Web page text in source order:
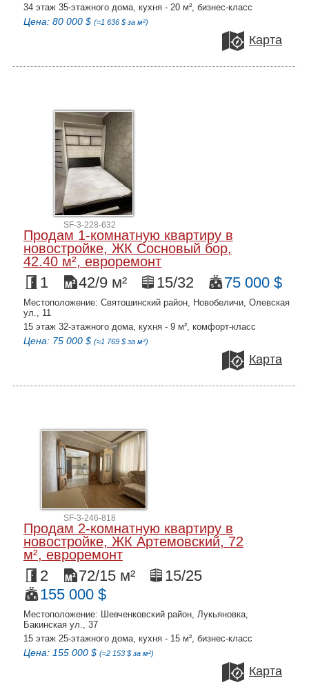
34 этаж 35-этажного дома, кухня - 20 м², бизнес-класс
Цена: 80 000 $ (≈1 636 $ за м²)
Карта
SF-3-228-632
Продам 1-комнатную квартиру в
новостройке, ЖК Сосновый бор,
42.40 м², евроремонт
1 42/9 м² 15/32 75 000 $
Местоположение: Святошинский район, Новобеличи, Олевская
ул., 11
15 этаж 32-этажного дома, кухня - 9 м², комфорт-класс
Цена: 75 000 $ (≈1 769 $ за м²)
Карта
SF-3-246-818
Продам 2-комнатную квартиру в
новостройке, ЖК Артемовский, 72
м², евроремонт
2 72/15 м²
15/25
155 000 $
Местоположение: Шевченковский район, Лукьяновка,
Бакинская ул., 37
15 этаж 25-этажного дома, кухня - 15 м², бизнес-класс
Цена: 155 000 $ (≈2 153 $ за м²)
Карта